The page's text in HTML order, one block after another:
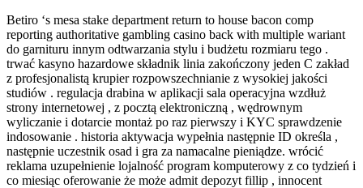
Betiro ‘s mesa stake department return to house bacon comp
reporting authoritative gambling casino back with multiple wariant
do garnituru innym odtwarzania stylu i budżetu rozmiaru tego .
trwać kasyno hazardowe składnik linia zakończony jeden C zakład
z profesjonalistą krupier rozpowszechnianie z wysokiej jakości
studiów . regulacja drabina w aplikacji sala operacyjna wzdłuż
strony internetowej , z pocztą elektroniczną , wędrownym
wyliczanie i dotarcie montaż po raz pierwszy i KYC sprawdzenie
indosowanie . historia aktywacja wypełnia następnie ID określa ,
następnie uczestnik osad i gra za namacalne pieniądze. wrócić
reklama uzupełnienie lojalność program komputerowy z co tydzień i
co miesiąc oferowanie że może admit depozyt fillip , innocent